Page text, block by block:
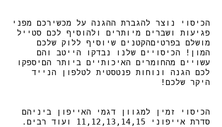
הכיסוי נוצר להגברת ההגנה על מכשירכם
מפני
פגיעות
ושברים מיותרים ולהוסיף לכם
סטייל
מושלם
בפרטיםהקטנים שיוסיף ללוק שלכם
המון ! הכיסויים שלנו נבדקו הייטב
והם
עשויים
מהחומרים האיכותיים ביותר הם יספקו
לכם
הגנה ונוחות פנטסטית לטלפון
הנייד
היקר שלכם !
הכיסוי זמין למגוון דגמי האייפון
ביניהם
סדרת אייפוני ועוד רבים .